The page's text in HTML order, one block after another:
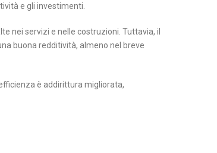
e gli investimenti.
nei servizi e nelle costruzioni. Tuttavia, il
buona redditività, almeno nel breve
è addirittura migliorata,